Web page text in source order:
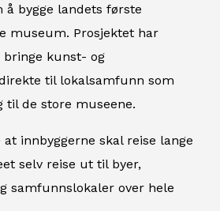
bygge landets første
museum. Prosjektet har
bringe kunst- og
til lokalsamfunn som
til de store museene.
innbyggerne skal reise lange
selv reise ut til byer,
samfunnslokaler over hele